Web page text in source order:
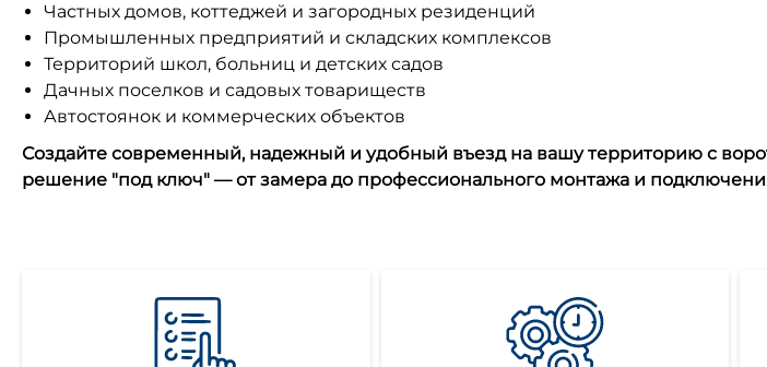
Частных домов, коттеджей и загородных резиденций
Промышленных предприятий и складских комплексов
Территорий школ, больниц и детских садов
Дачных поселков и садовых товариществ
Автостоянок и коммерческих объектов
Создайте современный, надежный и удобный въезд на вашу территорию с
решение "под ключ" — от замера до профессионального монтажа и